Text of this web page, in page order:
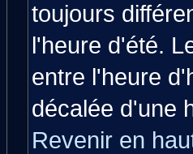
toujours
l'heure d'été.
entre l'heure
décalée d'une
Revenir en